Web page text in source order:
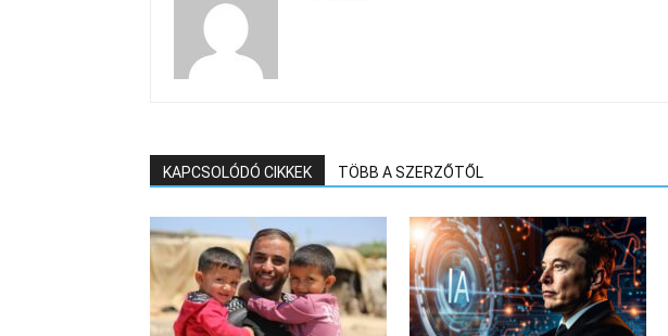
KAPCSOLÓDÓ CIKKEK TÖBB A SZERZŐTŐL